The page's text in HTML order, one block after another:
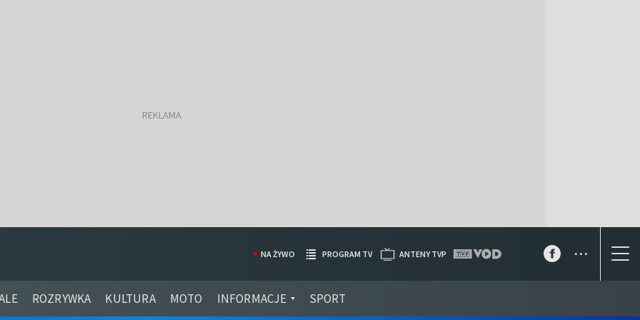
ROZRYWKA KULTURA MOTO INFORMACJE SPORT
NA ŻYWO PROGRAM TV ANTENY TVP ...